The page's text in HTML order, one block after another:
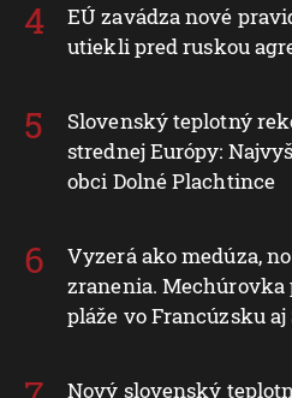
EÚ zavádza nové
utiekli pred ruskou
Slovenský teplotný
strednej Európy:
obci Dolné Plachtince
Vyzerá ako medúza,
zranenia.
pláže vo Francúzsku
Nový slovenský